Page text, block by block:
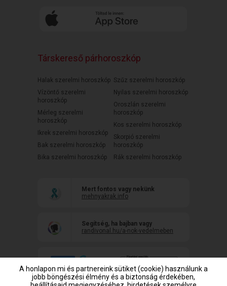
Társkereső párhoroszkóp
Halak szerelmi horoszkóp
Vízöntő szerelmi
horoszkóp
Mérleg szerelmi
horoszkóp
Ikrek szerelmi horoszkóp
Bak szerelmi horoszkóp
Bika szerelmi horoszkóp
Szűz szerelmi horoszkóp
Nyilas szerelmi horoszkóp
Oroszlán szerelmi
horoszkóp
Kos szerelmi horoszkóp
Skorpió szerelmi
horoszkóp
Rák szerelmi horoszkóp
Mert fontos vagy nekünk
mehnyakrak.info
Segítség, ha bajban vagy
randivonal.hu/a-nok-vedelmeben
A honlapon mi és partnereink sütiket (cookie) használunk a
jobb böngészési élmény és a biztonság érdekében,